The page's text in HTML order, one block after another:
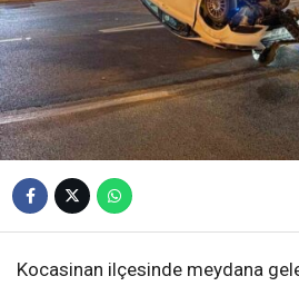
Kocasinan ilçesinde meydana